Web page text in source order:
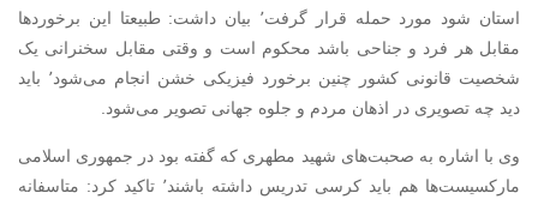
استان شود مورد حمله قرار گرفت٬ بیان داشت: طبیعتا این برخورد‌ها
مقابل هر فرد و جناحی باشد محکوم است و وقتی مقابل سخنرانی یک
شخصیت قانونی کشور چنین برخورد فیزیکی خشن انجام می‌شود٬ باید
دید چه تصویری در اذهان مردم و جلوه جهانی تصویر می‌شود.
وی با اشاره به صحبت‌های شهید مطهری که گفته بود در جمهوری اسلامی
مارکسیست‌ها هم باید کرسی تدریس داشته باشند٬ تاکید کرد: متاسفانه